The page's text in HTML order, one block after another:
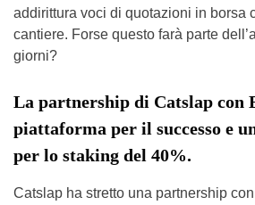
addirittura voci di quotazioni in borsa
cantiere. Forse questo farà parte
giorni?
La partnership di Catslap con
piattaforma per il successo e
per lo staking del 40%.
Catslap ha stretto una partnership con